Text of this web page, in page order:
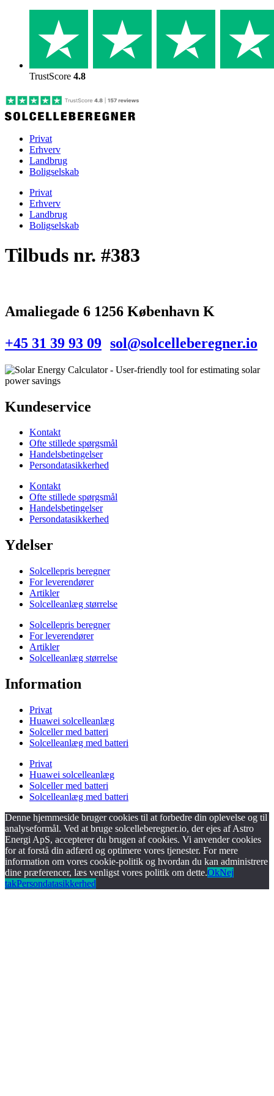
TrustScore 4.8
Privat
Erhverv
Landbrug
Boligselskab
Privat
Erhverv
Landbrug
Boligselskab
Tilbuds nr. #383
Amaliegade 6 1256 København K
+45 31 39 93 09 sol@solcelleberegner.io
Kundeservice
Kontakt
Ofte stillede spørgsmål
Handelsbetingelser
Persondatasikkerhed
Kontakt
Ofte stillede spørgsmål
Handelsbetingelser
Persondatasikkerhed
Ydelser
Solcellepris beregner
For leverendører
Artikler
Solcelleanlæg størrelse
Solcellepris beregner
For leverendører
Artikler
Solcelleanlæg størrelse
Information
Privat
Huawei solcelleanlæg
Solceller med batteri
Solcelleanlæg med batteri
Privat
Huawei solcelleanlæg
Solceller med batteri
Solcelleanlæg med batteri
Denne hjemmeside bruger cookies til at forbedre din oplevelse og til
analyseformål. Ved at bruge solcelleberegner.io, der ejes af Astro
Energi ApS, accepterer du brugen af cookies. Vi anvender cookies
for at forstå din adfærd og optimere vores tjenester. For mere
information om vores cookie-politik og hvordan du kan administrere
dine præferencer, læs venligst vores politik om dette.OkNej
takPersondatasikkerhed